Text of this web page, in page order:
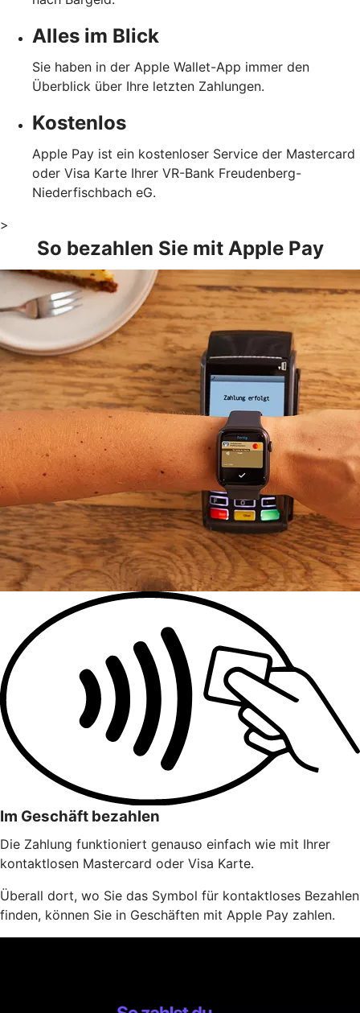
Alles im Blick
Sie haben in der Apple Wallet-App immer den
Überblick über Ihre letzten Zahlungen.
Kostenlos
Apple Pay ist ein kostenloser Service der Mastercard
oder Visa Karte Ihrer VR-Bank Freudenberg-
Niederfischbach eG.
>
So bezahlen Sie mit Apple Pay
Im Geschäft bezahlen
Die Zahlung funktioniert genauso einfach wie mit Ihrer
kontaktlosen Mastercard oder Visa Karte.
Überall dort, wo Sie das Symbol für kontaktloses Bezahlen
finden, können Sie in Geschäften mit Apple Pay zahlen.